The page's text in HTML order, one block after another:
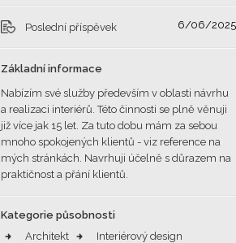
Poslední příspěvek 6/06/2025
Základní informace
Nabízím své služby především v oblasti návrhu
a realizaci interiérů. Této činnosti se plně věnuji
již více jak 15 let. Za tuto dobu mám za sebou
mnoho spokojených klientů - viz reference na
mých stránkách. Navrhuji účelně s důrazem na
praktičnost a přání klientů.
Kategorie působnosti
Architekt
Interiérový design